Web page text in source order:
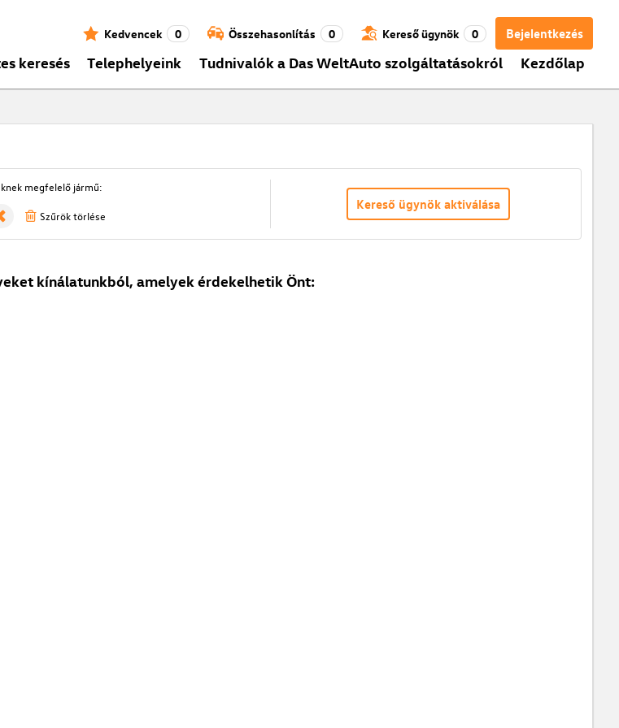
Bejelentkezés
Kedvencek 0 Összehasonlítás 0 Kereső ügynök 0
keresés Telephelyeink Tudnivalók a Das WeltAuto szolgáltatásokról Kezdőlap
megfelelő jármű:
Szűrök törlése
Kereső ügynök aktiválása
kínálatunkból, amelyek érdekelhetik Önt: